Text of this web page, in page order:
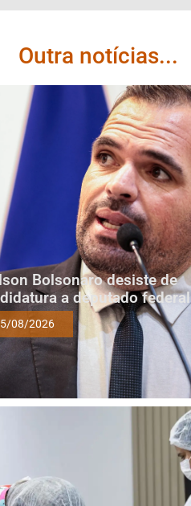
Outra notícias...
Bolsonaro desiste de
a deputado federal
08/2026